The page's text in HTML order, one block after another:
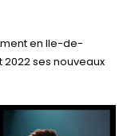
en Ile-de-
ses nouveaux